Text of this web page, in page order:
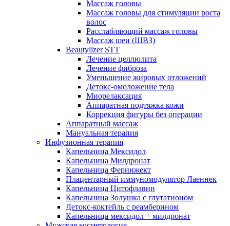
Массаж головы
Массаж головы для стимуляции роста
волос
Расслабляющий массаж головы
Массаж шеи (ШВЗ)
Beautylizer STT
Лечение целлюлита
Лечение фиброза
Уменьшение жировых отложений
Детокс-омоложение тела
Миорелаксация
Аппаратная подтяжка кожи
Коррекция фигуры без операции
Аппаратный массаж
Мануальная терапия
Инфузионная терапия
Капельница Мексидол
Капельница Милдронат
Капельница Феринжект
Плацентарный иммуномодулятор Лаеннек
Капельница Цитофлавин
Капельница Золушка с глутатионом
Детокс-коктейль с реамберином
Капельница мексидол + милдронат